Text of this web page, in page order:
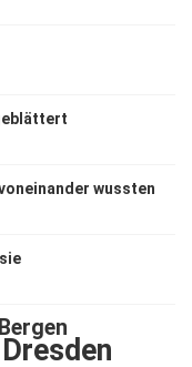
wussten
Bergen